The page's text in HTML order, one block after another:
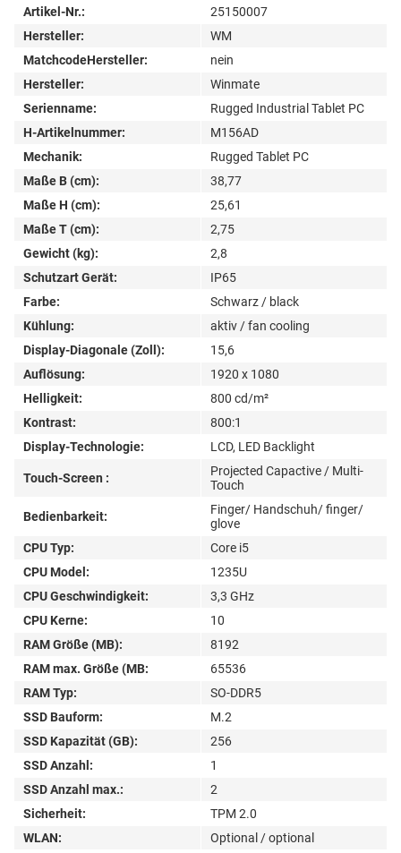
Artikel-Nr.:
25150007
Hersteller:
WM
MatchcodeHersteller:
nein
Hersteller:
Winmate
Serienname:
Rugged Industrial Tablet PC
H-Artikelnummer:
M156AD
Mechanik:
Rugged Tablet PC
Maße B (cm):
38,77
Maße H (cm):
25,61
Maße T (cm):
2,75
Gewicht (kg):
2,8
Schutzart Gerät:
IP65
Farbe:
Schwarz / black
Kühlung:
aktiv / fan cooling
Display-Diagonale (Zoll):
15,6
Auflösung:
1920 x 1080
Helligkeit:
800 cd/m²
Kontrast:
800:1
Display-Technologie:
LCD, LED Backlight
Touch-Screen :
Projected Capactive / Multi-
Touch
Bedienbarkeit:
Finger/ Handschuh/ finger/
glove
CPU Typ:
Core i5
CPU Model:
1235U
CPU Geschwindigkeit:
3,3 GHz
CPU Kerne:
10
RAM Größe (MB):
8192
RAM max. Größe (MB:
65536
RAM Typ:
SO-DDR5
SSD Bauform:
M.2
SSD Kapazität (GB):
256
SSD Anzahl:
1
SSD Anzahl max.:
2
Sicherheit:
TPM 2.0
WLAN:
Optional / optional